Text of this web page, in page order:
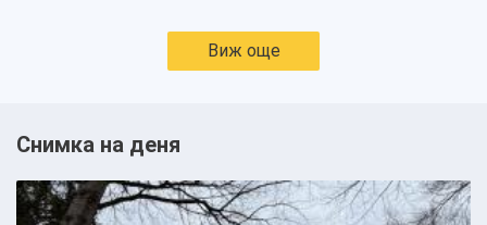
Виж още
Снимка на деня